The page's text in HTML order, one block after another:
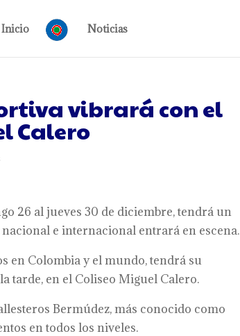
Inicio Noticias
vibrará con el
Calero
26 al jueves 30 de diciembre, tendrá un
e internacional entrará en escena.
en Colombia y el mundo, tendrá su
tarde, en el Coliseo Miguel Calero.
Bermúdez, más conocido como
en todos los niveles.